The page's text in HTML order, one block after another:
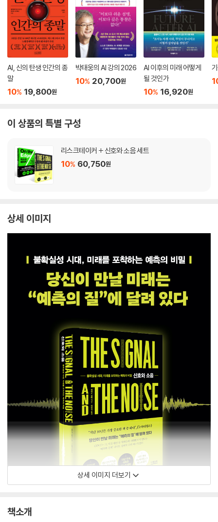
AI, 신의 탄생 인간의 종
말
10% 19,800원
박태웅의 AI 강의 2026
10% 20,700원
AI 이후의 미래 어떻게
될 것인가
10% 16,920원
이 상품의 특별 구성
리스크테이커 + 신호와 소음 세트
10% 60,750원
상세 이미지
상세 이미지 더보기
책소개